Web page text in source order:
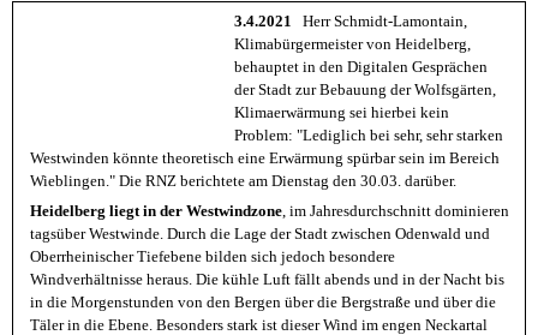
3.4.2021 Herr Schmidt-Lamontain,
Klimabürgermeister von Heidelberg,
behauptet in den Digitalen Gesprächen
der Stadt zur Bebauung der Wolfsgärten,
Klimaerwärmung sei hierbei kein
Problem: "Lediglich bei sehr, sehr starken
Westwinden könnte theoretisch eine Erwärmung spürbar sein im Bereich
Wieblingen." Die RNZ berichtete am Dienstag den 30.03. darüber.
Heidelberg liegt in der Westwindzone, im Jahresdurchschnitt dominieren
tagsüber Westwinde. Durch die Lage der Stadt zwischen Odenwald und
Oberrheinischer Tiefebene bilden sich jedoch besondere
Windverhältnisse heraus. Die kühle Luft fällt abends und in der Nacht bis
in die Morgenstunden von den Bergen über die Bergstraße und über die
Täler in die Ebene. Besonders stark ist dieser Wind im engen Neckartal